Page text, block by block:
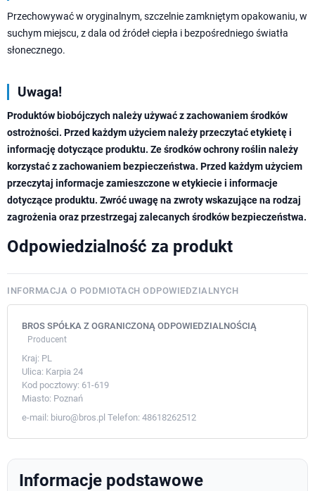
Przechowywać w oryginalnym, szczelnie zamkniętym opakowaniu, w
suchym miejscu, z dala od źródeł ciepła i bezpośredniego światła
słonecznego.
Uwaga!
Produktów biobójczych należy używać z zachowaniem środków
ostrożności. Przed każdym użyciem należy przeczytać etykietę i
informację dotyczące produktu. Ze środków ochrony roślin należy
korzystać z zachowaniem bezpieczeństwa. Przed każdym użyciem
przeczytaj informacje zamieszczone w etykiecie i informacje
dotyczące produktu. Zwróć uwagę na zwroty wskazujące na rodzaj
zagrożenia oraz przestrzegaj zalecanych środków bezpieczeństwa.
Odpowiedzialność za produkt
INFORMACJA O PODMIOTACH ODPOWIEDZIALNYCH
BROS SPÓŁKA Z OGRANICZONĄ ODPOWIEDZIALNOŚCIĄ
Producent
Kraj: PL
Ulica: Karpia 24
Kod pocztowy: 61-619
Miasto: Poznań
e-mail: biuro@bros.pl Telefon: 48618262512
Informacje podstawowe